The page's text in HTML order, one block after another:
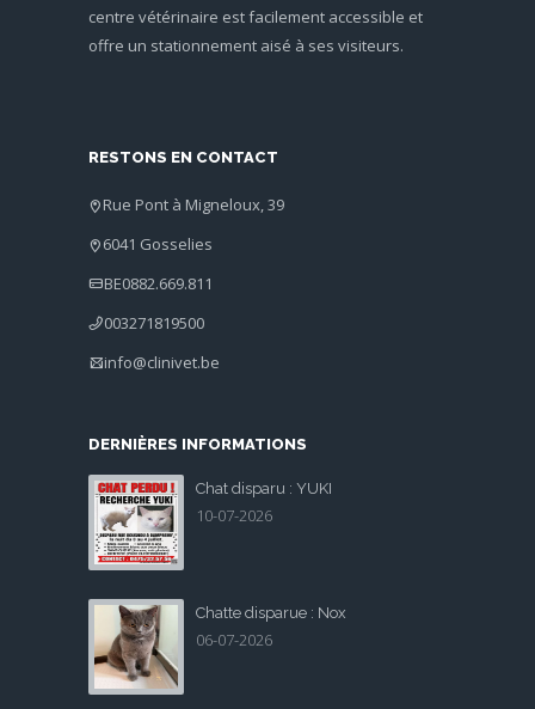
centre vétérinaire est facilement accessible et
offre un stationnement aisé à ses visiteurs.
RESTONS EN CONTACT
Rue Pont à Migneloux, 39
6041 Gosselies
BE0882.669.811
003271819500
info@clinivet.be
DERNIÈRES INFORMATIONS
Chat disparu : YUKI
10-07-2026
Chatte disparue : Nox
06-07-2026